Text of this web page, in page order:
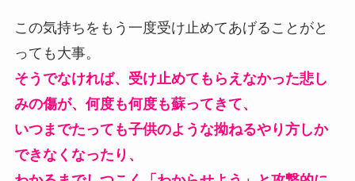
この気持ちをもう一度受け止めてあげることがと
っても大事。
そうでなければ、受け止めてもらえなかった悲し
みの傷が、何度も何度も蘇ってきて、
いつまでたっても子供のような拗ねるやり方しか
できなくなったり、